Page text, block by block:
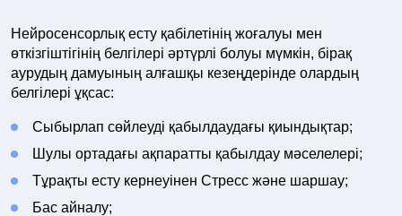
Нейросенсорлық есту қабілетінің жоғалуы мен
өткізгіштігінің белгілері әртүрлі болуы мүмкін, бірақ
аурудың дамуының алғашқы кезеңдерінде олардың
белгілері ұқсас:
Сыбырлап сөйлеуді қабылдаудағы қиындықтар;
Шулы ортадағы ақпаратты қабылдау мәселелері;
Тұрақты есту кернеуінен Стресс және шаршау;
Бас айналу;